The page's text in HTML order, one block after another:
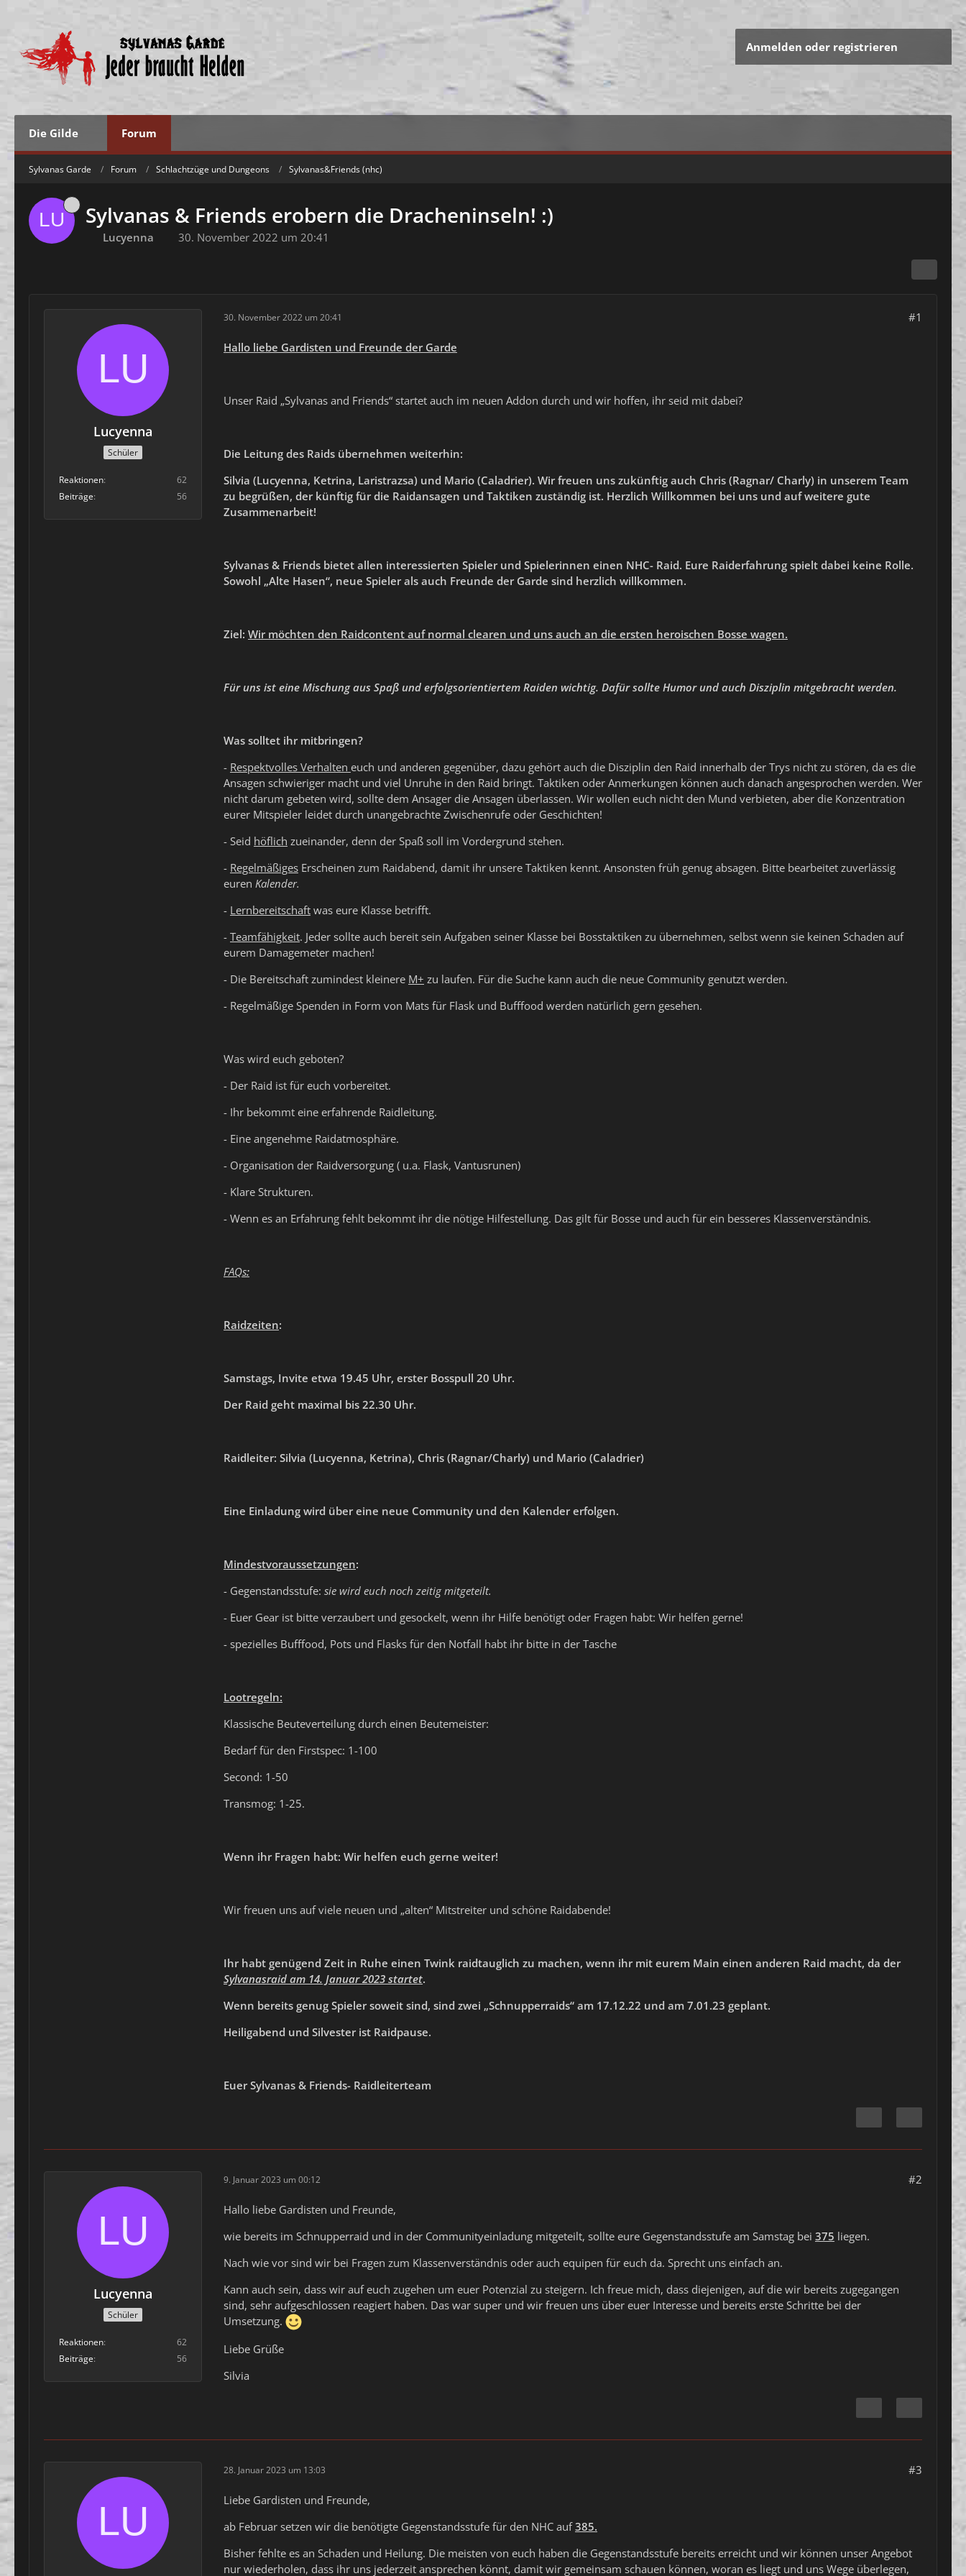
Anmelden oder registrieren
Die Gilde Forum
Sylvanas Garde Forum Schlachtzüge und Dungeons Sylvanas&Friends (nhc)
Sylvanas & Friends erobern die Dracheninseln! :)
Lucyenna 30. November 2022 um 20:41
Lucyenna
Schüler
Reaktionen
62
Beiträge
56
30. November 2022 um 20:41 #1
Hallo liebe Gardisten und Freunde der Garde
Unser Raid „Sylvanas and Friends“ startet auch im neuen Addon durch und wir hoffen, ihr seid mit dabei?
Die Leitung des Raids übernehmen weiterhin:
Silvia (Lucyenna, Ketrina, Laristrazsa) und Mario (Caladrier). Wir freuen uns zukünftig auch Chris (Ragnar/ Charly) in unserem Team
zu begrüßen, der künftig für die Raidansagen und Taktiken zuständig ist. Herzlich Willkommen bei uns und aufweitere gute
Zusammenarbeit!
Sylvanas & Friends bietet allen interessierten Spieler und Spielerinnen einen NHC- Raid. Eure Raiderfahrung spielt dabei keine Rolle.
Sowohl „Alte Hasen“, neue Spielerals auch Freunde der Garde sind herzlich willkommen.
Ziel: Wir möchten den Raidcontent auf normal clearen und uns auch an die ersten heroischen Bosse wagen.
Für uns ist eine Mischung aus Spaß und erfolgsorientiertem Raiden wichtig. Dafür sollte Humor und auch Disziplin mitgebracht werden.
Was solltet ihr mitbringen?
- Respektvolles Verhalten euch und anderen gegenüber, dazu gehört auch die Disziplin den Raid innerhalb der Trys nicht zu stören, da es die
Ansagen schwieriger macht und viel Unruhe in den Raid bringt. Taktiken oder Anmerkungen können auch danach angesprochen werden. Wer
nicht darum gebeten wird, sollte dem Ansager die Ansagen überlassen. Wir wollen euch nicht den Mund verbieten, aber die Konzentration
eurer Mitspieler leidet durch unangebrachte Zwischenrufe oder Geschichten!
- Seid höflich zueinander, denn der Spaß soll im Vordergrund stehen.
- Regelmäßiges Erscheinen zum Raidabend, damit ihr unsere Taktiken kennt. Ansonsten früh genug absagen. Bitte bearbeitet zuverlässig
euren Kalender.
- Lernbereitschaft was eure Klasse betrifft.
- Teamfähigkeit. Jeder sollte auch bereit sein Aufgaben seiner Klasse bei Bosstaktiken zu übernehmen, selbst wenn sie keinen Schaden auf
eurem Damagemeter machen!
- Die Bereitschaft zumindest kleinere M+ zu laufen. Für die Suche kann auch die neue Community genutzt werden.
- Regelmäßige Spenden in Form von Mats für Flask und Bufffood werden natürlich gern gesehen.
Was wird euch geboten?
- Der Raid ist für euch vorbereitet.
- Ihr bekommt eine erfahrende Raidleitung.
- Eine angenehme Raidatmosphäre.
- Organisation der Raidversorgung ( u.a. Flask, Vantusrunen)
- Klare Strukturen.
- Wenn es an Erfahrung fehlt bekommt ihr die nötige Hilfestellung. Das gilt für Bosse und auch für ein besseres Klassenverständnis.
FAQs:
Raidzeiten:
Samstags, Invite etwa 19.45 Uhr, erster Bosspull 20 Uhr.
Der Raid geht maximal bis 22.30 Uhr.
Raidleiter: Silvia (Lucyenna, Ketrina), Chris (Ragnar/Charly) und Mario (Caladrier)
Eine Einladung wird über eine neue Community und den Kalender erfolgen.
Mindestvoraussetzungen:
- Gegenstandsstufe: sie wird euch noch zeitig mitgeteilt.
- Euer Gear ist bitte verzaubert und gesockelt, wenn ihr Hilfe benötigt oder Fragen habt: Wir helfen gerne!
- spezielles Bufffood, Pots und Flasks für den Notfall habt ihr bitte in der Tasche
Lootregeln:
Klassische Beuteverteilung durch einen Beutemeister:
Bedarf für den Firstspec: 1-100
Second: 1-50
Transmog: 1-25.
Wenn ihr Fragen habt: Wir helfen euch gerne weiter!
Wir freuen uns auf viele neuen und „alten“ Mitstreiter und schöne Raidabende!
Ihr habt genügend Zeit in Ruhe einen Twink raidtauglich zu machen, wenn ihr mit eurem Main einen anderen Raid macht, da der
Sylvanasraid am 14. Januar 2023 startet.
Wenn bereits genug Spieler soweit sind, sind zwei „Schnupperraids“ am 17.12.22 und am 7.01.23 geplant.
Heiligabend und Silvester ist Raidpause.
Euer Sylvanas & Friends- Raidleiterteam
Lucyenna
Schüler
Reaktionen
62
Beiträge
56
9. Januar 2023 um 00:12 #2
Hallo liebe Gardisten und Freunde,
wie bereits im Schnupperraid und in der Communityeinladung mitgeteilt, sollte eure Gegenstandsstufe am Samstag bei 375 liegen.
Nach wie vor sind wir bei Fragen zum Klassenverständnis oder auch equipen für euch da. Sprecht uns einfach an.
Kann auch sein, dass wir auf euch zugehen um euer Potenzial zu steigern. Ich freue mich, dass diejenigen, auf die wir bereits zugegangen
sind, sehr aufgeschlossen reagiert haben. Das war super und wir freuen uns über euer Interesse und bereits erste Schritte bei der
Umsetzung.
Liebe Grüße
Silvia
28. Januar 2023 um 13:03 #3
Liebe Gardisten und Freunde,
ab Februar setzen wir die benötigte Gegenstandsstufe für den NHC auf385.
Bisher fehlte es an Schaden und Heilung. Die meisten von euch haben die Gegenstandsstufe bereits erreicht und wir können unser Angebot
nur wiederholen, dass ihr uns jederzeit ansprechen könnt, damit wir gemeinsam schauen können, woran es liegt und uns Wege überlegen,